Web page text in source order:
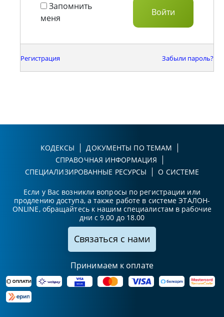
Запомнить
меня
Регистрация Забыли пароль?
КОДЕКСЫ
ДОКУМЕНТЫ ПО ТЕМАМ
СПРАВОЧНАЯ ИНФОРМАЦИЯ
СПЕЦИАЛИЗИРОВАННЫЕ РЕСУРСЫ
О СИСТЕМЕ
Если у Вас возникли вопросы по регистрации или
продлению доступа, а также работе в системе ЭТАЛОН-
ONLINE, обращайтесь к нашим специалистам в рабочие
дни с 9.00 до 18.00
Связаться с нами
Принимаем к оплате